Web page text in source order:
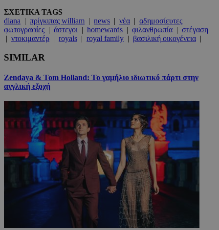
ΣΧΕΤΙΚΑ TAGS
diana | πρίγκιπας william | news | νέα | αδημοσίευτες
φωτογραφίες | άστεγοι | homewards | φιλανθρωπία | στέγαση
| ντοκιμαντέρ | royals | royal family | βασιλική οικογένεια |
SIMILAR
Zendaya & Tom Holland: Το γαμήλιο ιδιωτικό πάρτι στην
αγγλική εξοχή